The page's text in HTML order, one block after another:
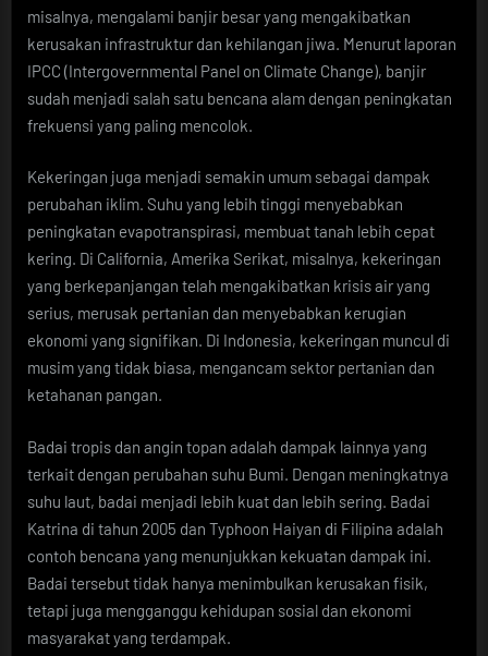
misalnya, mengalami banjir besar yang mengakibatkan
kerusakan infrastruktur dan kehilangan jiwa. Menurut laporan
IPCC (Intergovernmental Panel on Climate Change), banjir
sudah menjadi salah satu bencana alam dengan peningkatan
frekuensi yang paling mencolok.
Kekeringan juga menjadi semakin umum sebagai dampak
perubahan iklim. Suhu yang lebih tinggi menyebabkan
peningkatan evapotranspirasi, membuat tanah lebih cepat
kering. Di California, Amerika Serikat, misalnya, kekeringan
yang berkepanjangan telah mengakibatkan krisis air yang
serius, merusak pertanian dan menyebabkan kerugian
ekonomi yang signifikan. Di Indonesia, kekeringan muncul di
musim yang tidak biasa, mengancam sektor pertanian dan
ketahanan pangan.
Badai tropis dan angin topan adalah dampak lainnya yang
terkait dengan perubahan suhu Bumi. Dengan meningkatnya
suhu laut, badai menjadi lebih kuat dan lebih sering. Badai
Katrina di tahun 2005 dan Typhoon Haiyan di Filipina adalah
contoh bencana yang menunjukkan kekuatan dampak ini.
Badai tersebut tidak hanya menimbulkan kerusakan fisik,
tetapi juga mengganggu kehidupan sosial dan ekonomi
masyarakat yang terdampak.